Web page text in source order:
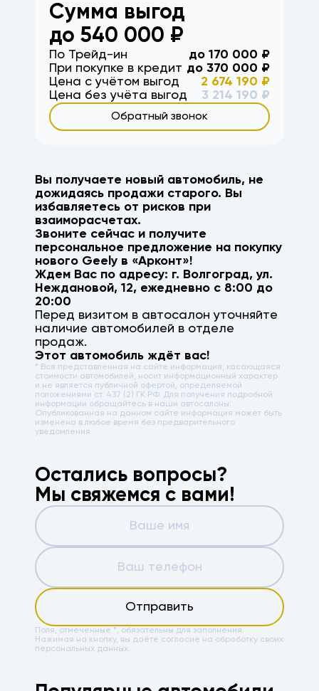
Сумма выгод
до 540 000 ₽
По Трейд-ин до 170 000 ₽
При покупке в кредит до 370 000 ₽
Цена с учётом выгод
2 674 190 ₽
Цена без учёта выгод
3 214 190 ₽
Обратный звонок
Вы получаете новый автомобиль, не
дожидаясь продажи старого. Вы
избавляетесь от рисков при
взаиморасчетах.
Звоните сейчас и получите
персональное предложение на покупку
нового Geely в «Арконт»!
Ждем Вас по адресу: г. Волгоград,ул.
Неждановой, 12, ежедневно с 8:00 до
20:00
Перед визитом в автосалон уточняйте
наличие автомобилей в отделе
продаж.
Этот автомобиль ждёт вас!
* Вся представленная на сайте информация, касающаяся
стоимости автомобилей, носит информационный характер
и не является публичной офертой, определяемой
положениями ст. 437 (2) ГК РФ. Для получения подробной
информации обращайтесь в наши автосалоны.
Опубликованная на данном сайте информация может быть
изменена в любое время без предварительного
уведомления.
Остались вопросы?
Мы свяжемся с вами!
Отправить
Поля, отмеченные *, обязательны для заполнения.
Нажимая на кнопку, вы даёте согласие на обработку своих
персональных данных.